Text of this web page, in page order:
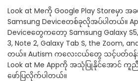
Look at Meကို Google Play Storeမှာ
Samsung Deviceတစ်ခုလိုအပ်ပါတယ်။
Deviceတွေကတော့ Samsung Galaxy S5,
3, Note 2, Galaxy Tab S, the Zoom,
တယ်။ Autism ကလေးငယ်တွေ သင့်ပတ်၀န်း
Look at Me Appကို အသုံပြုနိုင်အောင် ကူ
ဖော်ပြလိုက်ပါတယ်။